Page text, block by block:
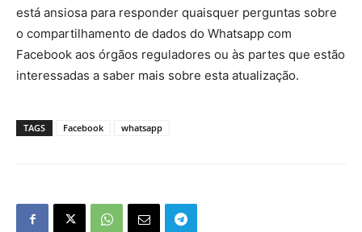
está ansiosa para responder quaisquer perguntas sobre
o compartilhamento de dados do Whatsapp com
Facebook aos órgãos reguladores ou às partes que estão
interessadas a saber mais sobre esta atualização.
TAGS Facebook whatsapp